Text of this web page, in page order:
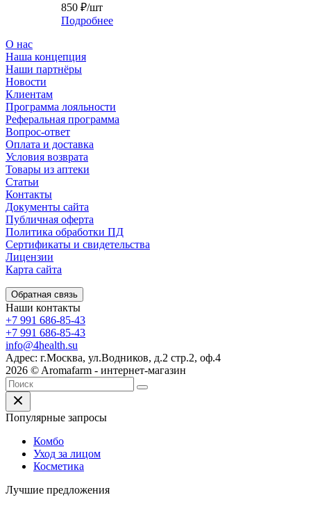
850 ₽/шт
Подробнее
О нас
Наша концепция
Наши партнёры
Новости
Клиентам
Программа лояльности
Реферальная программа
Вопрос-ответ
Оплата и доставка
Условия возврата
Товары из аптеки
Статьи
Контакты
Документы сайта
Публичная оферта
Политика обработки ПД
Сертификаты и свидетельства
Лицензии
Карта сайта
Обратная связь
Наши контакты
+7 991 686-85-43
+7 991 686-85-43
info@4health.su
Адрес: г.Москва, ул.Водников, д.2 стр.2, оф.4
2026 © Aromafarm - интернет-магазин
Популярные запросы
Комбо
Уход за лицом
Косметика
Лучшие предложения